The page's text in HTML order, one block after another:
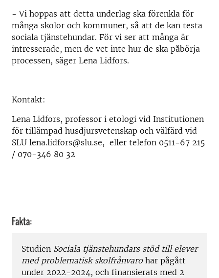
- Vi hoppas att detta underlag ska förenkla för
många skolor och kommuner, så att de kan testa
sociala tjänstehundar. För vi ser att många är
intresserade, men de vet inte hur de ska påbörja
processen, säger Lena Lidfors.
Kontakt:
Lena Lidfors, professor i etologi vid Institutionen
för tillämpad husdjursvetenskap och välfärd vid
SLU lena.lidfors@slu.se, eller telefon 0511-67 215
/ 070-346 80 32
Fakta:
Studien Sociala tjänstehundars stöd till elever
med problematisk skolfrånvaro har pågått
under 2022-2024, och finansierats med 2